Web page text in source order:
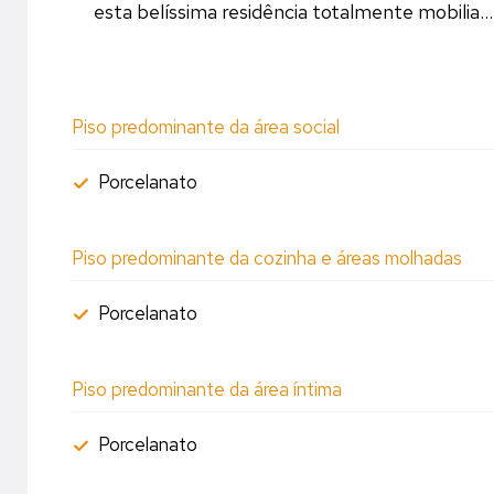
esta belíssima residência totalmente mobilia...
Piso predominante da área social
Porcelanato
Piso predominante da cozinha e áreas molhadas
Porcelanato
Piso predominante da área íntima
Porcelanato